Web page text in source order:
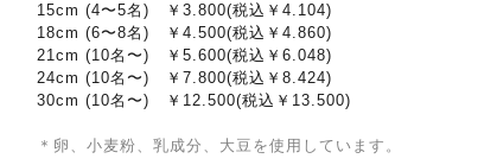
15cm (4〜5名) ￥3.800(税込￥4.104)
18cm (6〜8名) ￥4.500(税込￥4.860)
21cm (10名〜) ￥5.600(税込￥6.048)
24cm (10名〜) ￥7.800(税込￥8.424)
30cm (10名〜) ￥12.500(税込￥13.500)
＊卵、小麦粉、乳成分、大豆を使用しています。